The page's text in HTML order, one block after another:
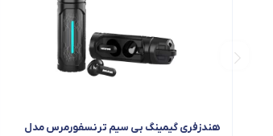
هندزفری گیمینگ بی سیم ترنسفورمرس مدل